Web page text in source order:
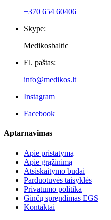
Naujienlaiškiai
Parduotuvės informacija